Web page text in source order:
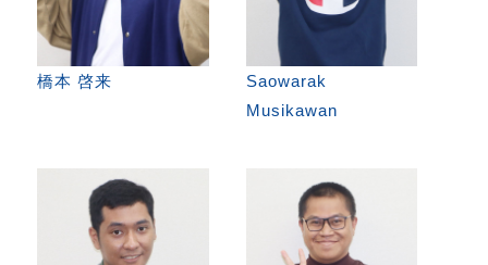
橋本 啓来
Saowarak
Musikawan